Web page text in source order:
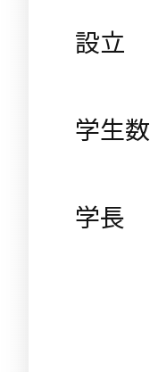
設立
学生数
学長